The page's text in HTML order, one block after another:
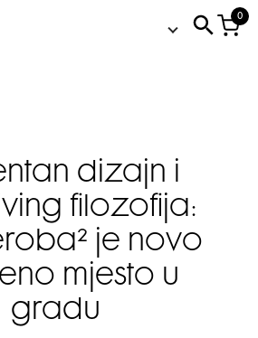
0
dizajn i
filozofija:
je novo
mjesto u
gradu